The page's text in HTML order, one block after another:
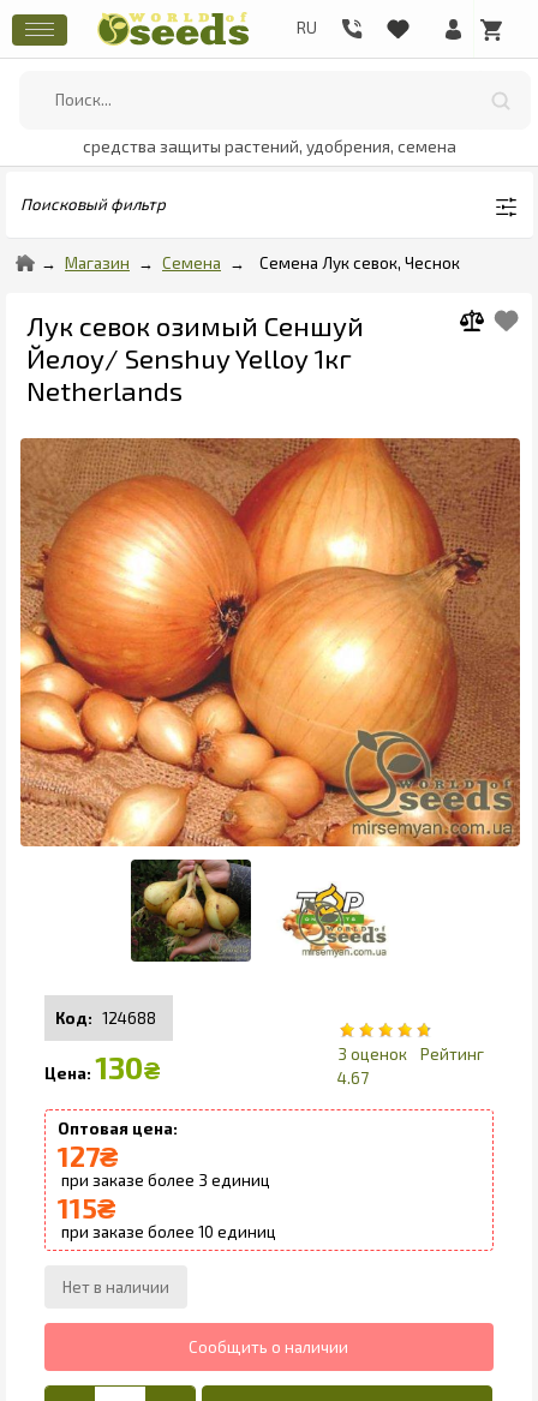
средства защиты растений, удобрения, семена
Поисковый фильтр
Магазин Семена Семена Лук севок, Чеснок
Лук севок озимый Сеншуй
Йелоу/ Senshuy Yelloy 1кг
Netherlands
3
4.67
124688
130₴
127₴
3
115₴
10